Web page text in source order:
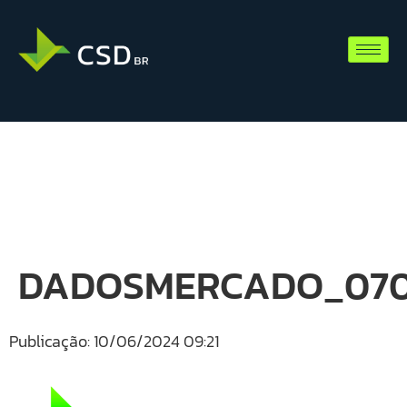
Publicação: 10/06/2024 09:21